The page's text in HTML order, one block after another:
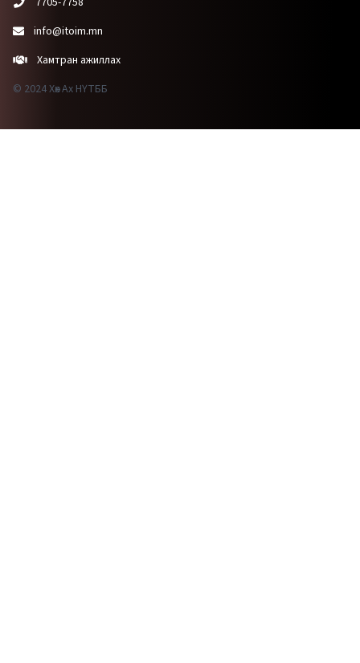
info@itoim.mn
Хамтран ажиллах
© 2024 Хөх Ах НҮТББ